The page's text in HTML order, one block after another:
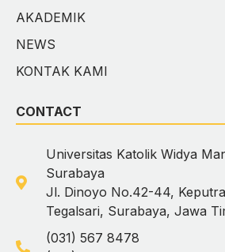
AKADEMIK
NEWS
KONTAK KAMI
CONTACT
Universitas Katolik Widya
Surabaya
Jl. Dinoyo No.42-44,
Tegalsari, Surabaya, Jawa
(031) 567 8478